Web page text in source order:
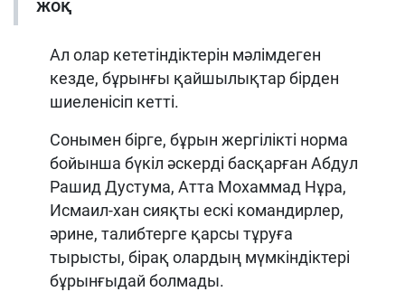
жоқ
Ал олар кететіндіктерін мәлімдеген
кезде, бұрынғы қайшылықтар бірден
шиеленісіп кетті.
Сонымен бірге, бұрын жергілікті норма
бойынша бүкіл әскерді басқарған Абдул
Рашид Дустума, Атта Мохаммад Нұра,
Исмаил-хан сияқты ескі командирлер,
әрине, талибтерге қарсы тұруға
тырысты, бірақ олардың мүмкіндіктері
бұрынғыдай болмады.